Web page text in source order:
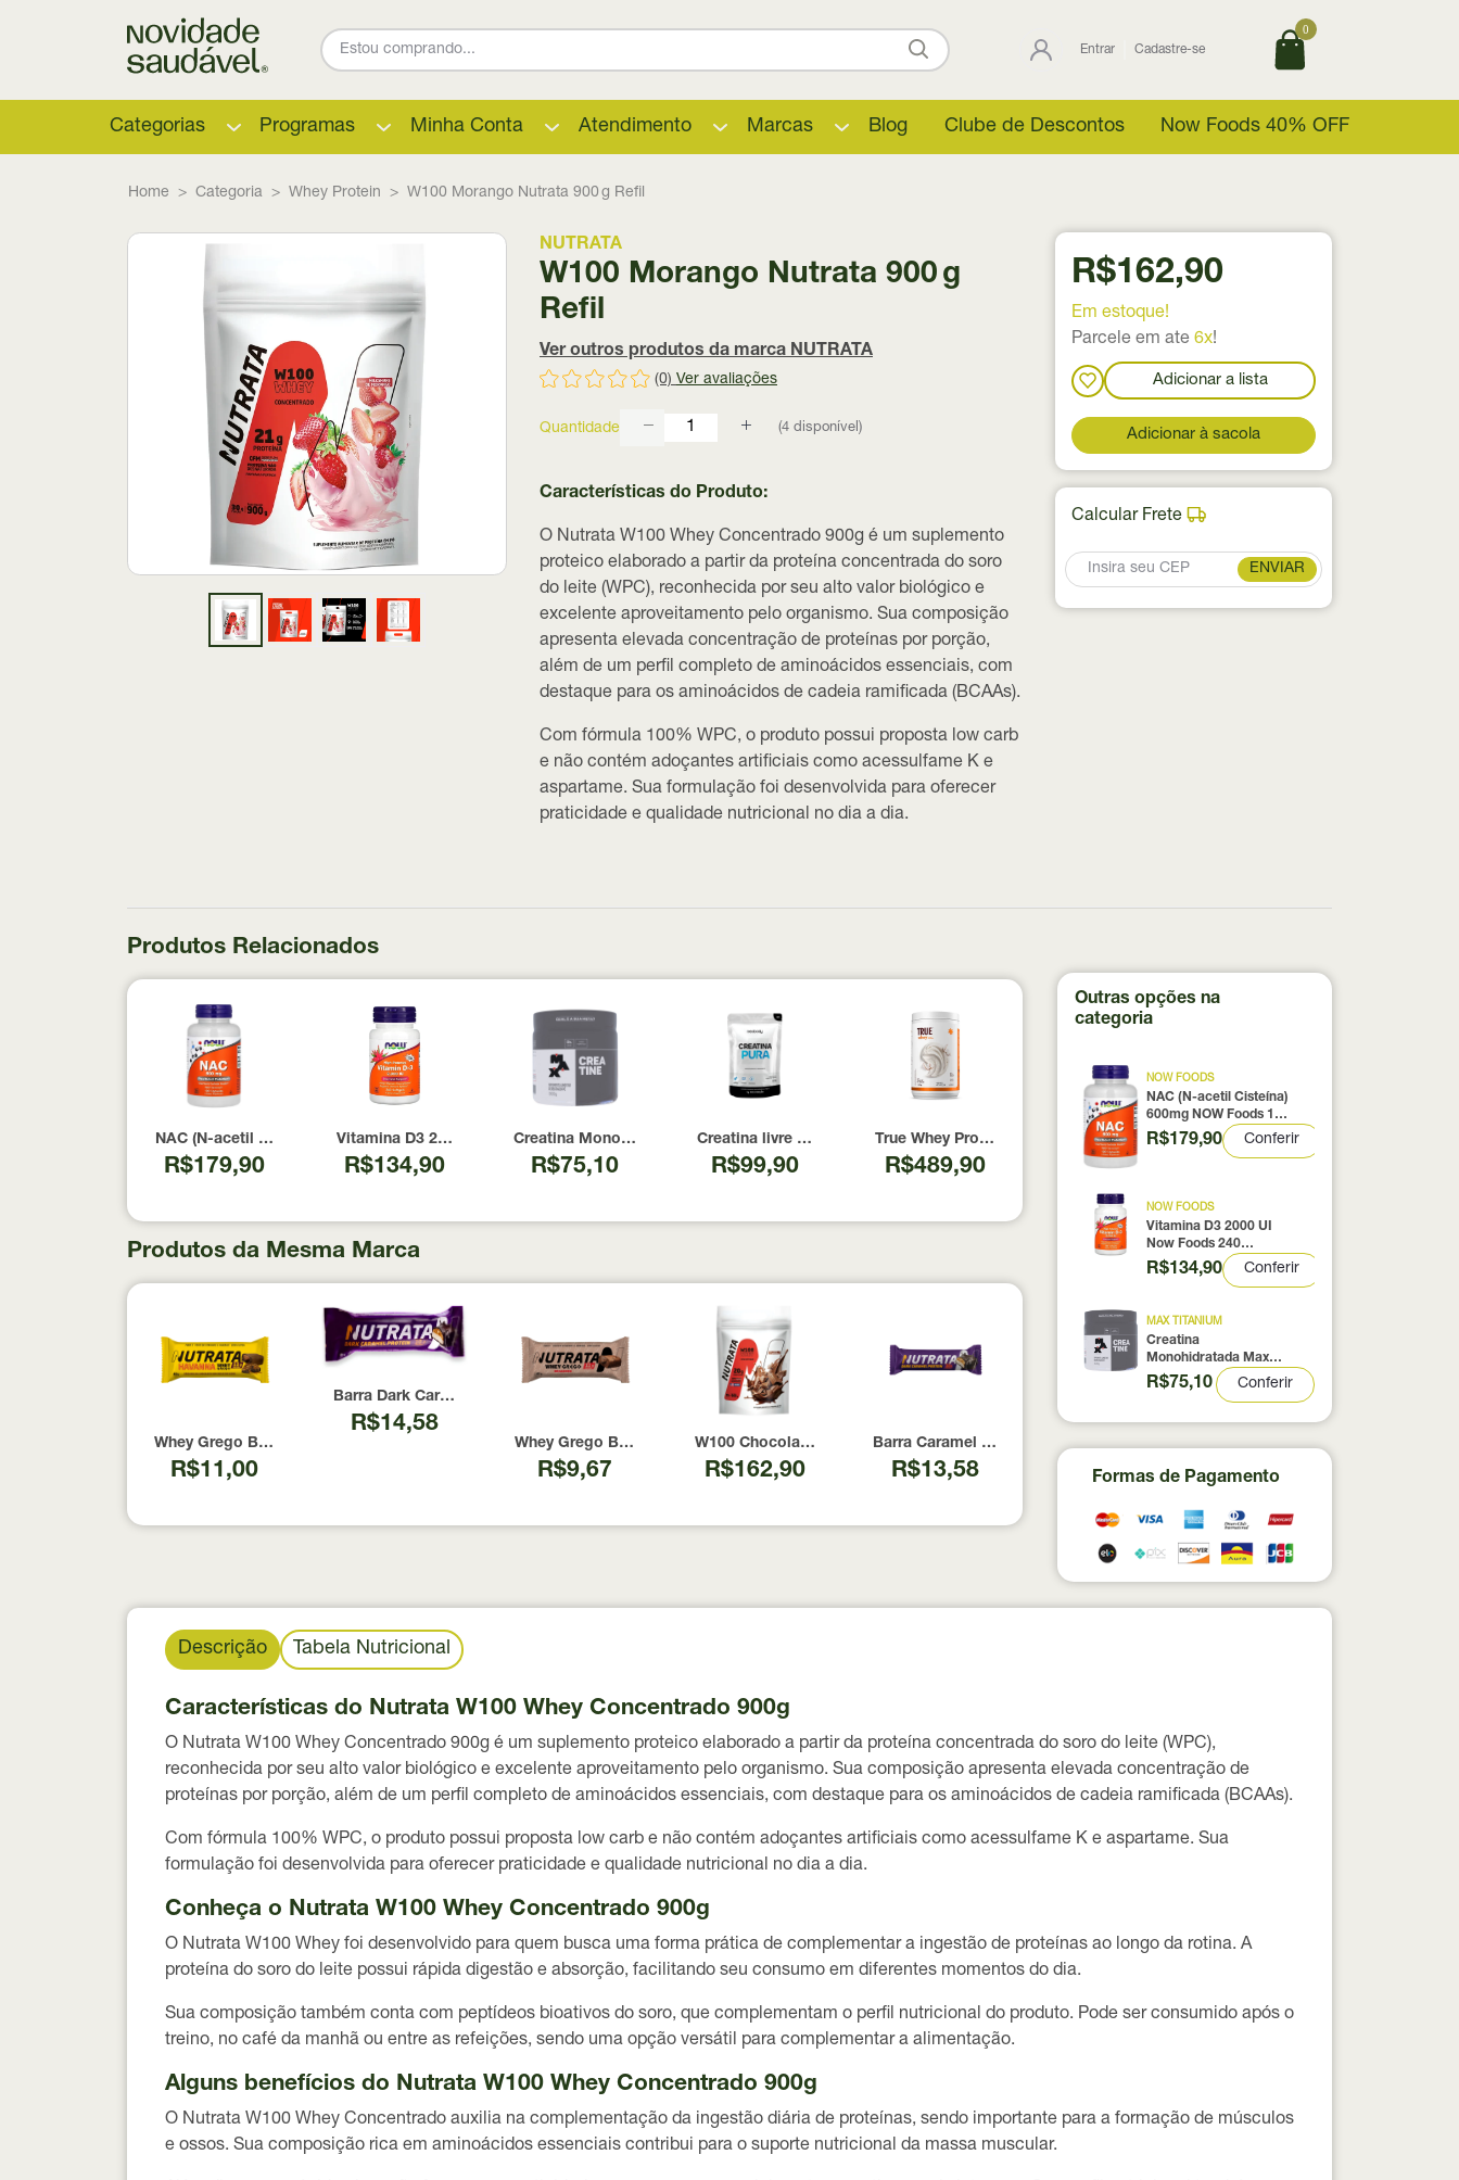
Entrar Cadastre-se
0
Categorias Programas Minha Conta Atendimento Marcas Blog Clube de Descontos Now Foods 40% OFF
Home Categoria Whey Protein W100 Morango Nutrata 900 g Refil
NUTRATA
W100 Morango Nutrata 900 g
Refil
Ver outros produtos da marca NUTRATA
(0) Ver avaliações
Quantidade (4 disponível)
Características do Produto:
O Nutrata W100 Whey Concentrado 900g é um suplemento
proteico elaborado a partir da proteína concentrada do soro
do leite (WPC), reconhecida por seu alto valor biológico e
excelente aproveitamento pelo organismo. Sua composição
apresenta elevada concentração de proteínas por porção,
além de um perfil completo de aminoácidos essenciais, com
destaque para os aminoácidos de cadeia ramificada (BCAAs).
Com fórmula 100% WPC, o produto possui proposta low carb
e não contém adoçantes artificiais como acessulfame K e
aspartame. Sua formulação foi desenvolvida para oferecer
praticidade e qualidade nutricional no dia a dia.
R$162,90
Em estoque!
Parcele em ate 6x!
Adicionar a lista
Adicionar à sacola
Calcular Frete
ENVIAR
Produtos Relacionados
NAC (N-acetil Cisteína) 600mg NOW Foods 100 Cápsulas
R$179,90
Vitamina D3 2000 UI Now Foods 240 Cápsulas
R$134,90
Creatina Monohidratada Max Titanium 300g
R$75,10
Creatina livre de metais pesados 100% pura com Laudo 300g Neobody Nutrition
R$99,90
True Whey Protein Coconut Icecream True Source 837g
R$489,90
Produtos da Mesma Marca
Whey Grego Bar Brownie de Chocolate com Dulce de Leche Havanna Nutrata 40g
R$11,00
Barra Dark Caramel Protein Nutrata 45g
R$14,58
Whey Grego Bar Sabor Brigadeiro Nutrata 40g
R$9,67
W100 Chocolate Nutrata 900 g Refil
R$162,90
Barra Caramel Protein Nutrata 45g
R$13,58
Outras opções na
categoria
NOW FOODS
NAC (N-acetil Cisteína)
600mg NOW Foods 100
Cápsulas
R$179,90 Conferir
NOW FOODS
Vitamina D3 2000 UI
Now Foods 240
Cápsulas
R$134,90 Conferir
MAX TITANIUM
Creatina
Monohidratada Max
Titanium 300g
R$75,10 Conferir
Formas de Pagamento
Descrição Tabela Nutricional
Características do Nutrata W100 Whey Concentrado 900g
O Nutrata W100 Whey Concentrado 900g é um suplemento proteico elaborado a partir da proteína concentrada do soro do leite (WPC),
reconhecida por seu alto valor biológico e excelente aproveitamento pelo organismo. Sua composição apresenta elevada concentração de
proteínas por porção, além de um perfil completo de aminoácidos essenciais, com destaque para os aminoácidos de cadeia ramificada (BCAAs).
Com fórmula 100% WPC, o produto possui proposta low carb e não contém adoçantes artificiais como acessulfame K e aspartame. Sua
formulação foi desenvolvida para oferecer praticidade e qualidade nutricional no dia a dia.
Conheça o Nutrata W100 Whey Concentrado 900g
O Nutrata W100 Whey foi desenvolvido para quem busca uma forma prática de complementar a ingestão de proteínas ao longo da rotina. A
proteína do soro do leite possui rápida digestão e absorção, facilitando seu consumo em diferentes momentos do dia.
Sua composição também conta com peptídeos bioativos do soro, que complementam o perfil nutricional do produto. Pode ser consumido após o
treino, no café da manhã ou entre as refeições, sendo uma opção versátil para complementar a alimentação.
Alguns benefícios do Nutrata W100 Whey Concentrado 900g
O Nutrata W100 Whey Concentrado auxilia na complementação da ingestão diária de proteínas, sendo importante para a formação de músculos
e ossos. Sua composição rica em aminoácidos essenciais contribui para o suporte nutricional da massa muscular.